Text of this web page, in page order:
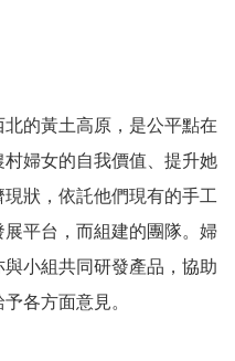
北的黃土高原，是公平點在
婦女的自我價值、提升她
狀，依託他們現有的手工
平台，而組建的團隊。婦
小組共同研發產品，協助
各方面意見。